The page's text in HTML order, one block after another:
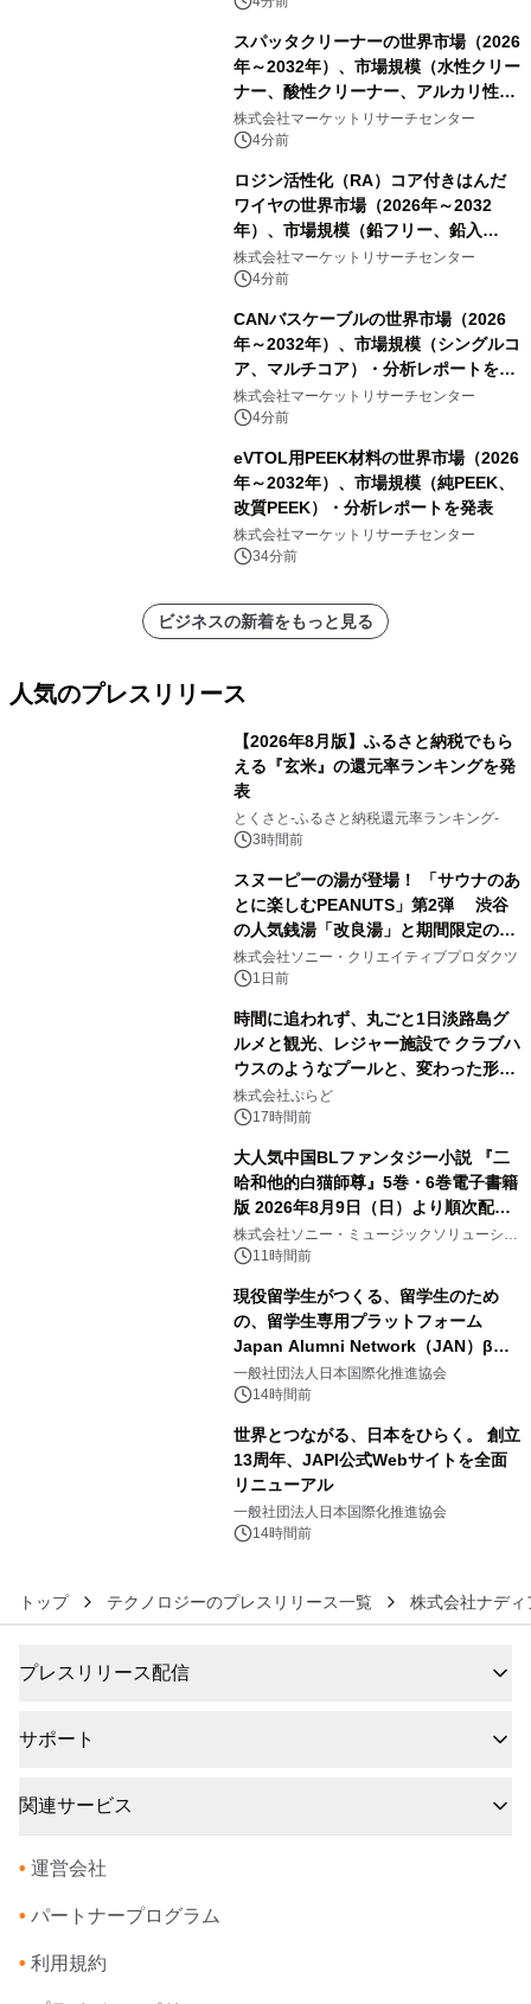
スパッタクリーナーの世界市場（2026
年～2032年）、市場規模（水性クリー
ナー、酸性クリーナー、アルカリ性ク
リーナー、溶剤系クリーナー、半水性
クリーナー）・分析レポートを発表
株式会社マーケットリサーチセンター
4分前
ロジン活性化（RA）コア付きはんだ
ワイヤの世界市場（2026年～2032
年）、市場規模（鉛フリー、鉛入
り）・分析レポートを発表
株式会社マーケットリサーチセンター
4分前
CANバスケーブルの世界市場（2026
年～2032年）、市場規模（シングルコ
ア、マルチコア）・分析レポートを発
表
株式会社マーケットリサーチセンター
4分前
eVTOL用PEEK材料の世界市場（2026
年～2032年）、市場規模（純PEEK、
改質PEEK）・分析レポートを発表
株式会社マーケットリサーチセンター
34分前
ビジネスの新着をもっと見る
人気のプレスリリース
【2026年8月版】ふるさと納税でもら
える『玄米』の還元率ランキングを発
表
とくさと-ふるさと納税還元率ランキング-
3時間前
スヌーピーの湯が登場！ 「サウナのあ
とに楽しむPEANUTS」第2弾 渋谷
の人気銭湯「改良湯」と期間限定のコ
ラボレーション サウナイキタイコラ
ボグッズも発売決定！
株式会社ソニー・クリエイティブプロダクツ
1日前
時間に追われず、丸ごと1日淡路島グ
ルメと観光、レジャー施設で クラブハ
ウスのようなプールと、変わった形の
サウナも 「THE BOXY AWAJI」のお
得な素泊まり連泊プランで
株式会社ぷらど
17時間前
大人気中国BLファンタジー小説 『二
哈和他的白猫師尊』5巻・6巻電子書籍
版 2026年8月9日（日）より順次配信
開始
株式会社ソニー・ミュージックソリューショ
ンズ11時間前
現役留学生がつくる、留学生のため
の、留学生専用プラットフォーム
Japan Alumni Network（JAN）β版
をリリース
一般社団法人日本国際化推進協会
14時間前
世界とつながる、日本をひらく。 創立
13周年、JAPI公式Webサイトを全面
リニューアル
一般社団法人日本国際化推進協会
14時間前
トップ テクノロジーのプレスリリース一覧 株式会社ナディ
プレスリリース配信
サポート
関連サービス
• 運営会社
• パートナープログラム
• 利用規約